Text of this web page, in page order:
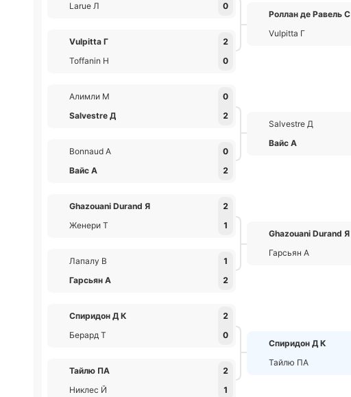
Larue Л
0
Vulpitta Г
2
Toffanin Н
0
Алимли М
0
Salvestre Д
2
Bonnaud А
0
Вайс А
2
Ghazouani Durand Я
2
Женери Т
1
Лапалу В
1
Гарсьян А
2
Спиридон Д К
2
Берард Т
0
Тайлю ПА
2
Никлес Й
1
Роллан де Равель С
Vulpitta Г
Salvestre Д
Вайс А
Ghazouani Durand Я
Гарсьян А
Спиридон Д К
Тайлю ПА